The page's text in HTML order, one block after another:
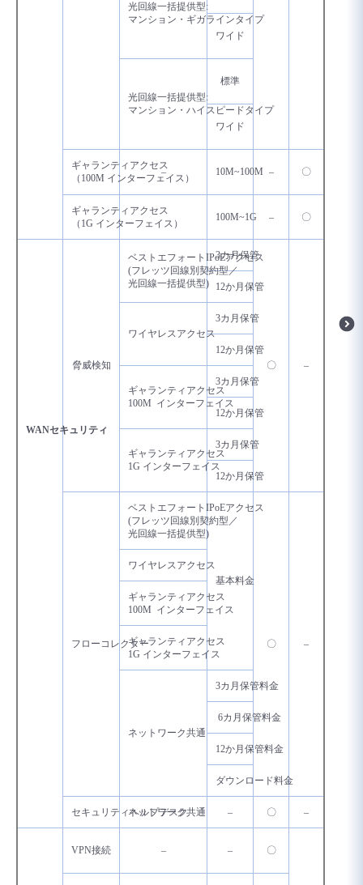
光回線一括提供型:
マンション・ギガラインタイプ
ワイド
光回線一括提供型:
マンション・ハイスピードタイプ
標準
ワイド
ギャランティアクセス
（100M インターフェイス）
– 10M~100M – 〇
ギャランティアクセス
（1G インターフェイス）
100M~1G – 〇
WANセキュリティ
脅威検知
ベストエフォートIPoEアクセス
(フレッツ回線別契約型／
光回線一括提供型)
3カ月保管
〇 –
12か月保管
ワイヤレスアクセス
3カ月保管
12か月保管
ギャランティアクセス
100M インターフェイス
3カ月保管
12か月保管
ギャランティアクセス
1G インターフェイス
3カ月保管
12か月保管
フローコレクター
ベストエフォートIPoEアクセス
(フレッツ回線別契約型／
光回線一括提供型)
基本料金
〇 –
ワイヤレスアクセス
ギャランティアクセス
100M インターフェイス
ギャランティアクセス
1G インターフェイス
ネットワーク共通
3カ月保管料金
6カ月保管料金
12か月保管料金
ダウンロード料金
セキュリティヘルプデスク
ネットワーク共通 – 〇 –
VPN接続 – – 〇